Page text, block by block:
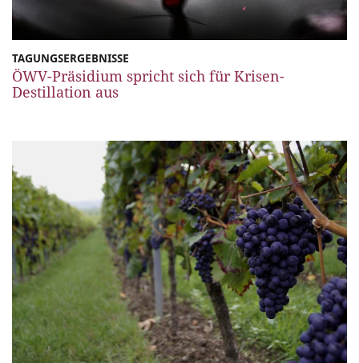
TAGUNGSERGEBNISSE
ÖWV-Präsidium spricht sich für Krisen-
Destillation aus